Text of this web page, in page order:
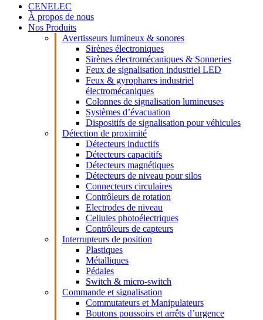
CENELEC
À propos de nous
Nos Produits
Avertisseurs lumineux & sonores
Sirènes électroniques
Sirènes électromécaniques & Sonneries
Feux de signalisation industriel LED
Feux & gyrophares industriel
électromécaniques
Colonnes de signalisation lumineuses
Systèmes d’évacuation
Dispositifs de signalisation pour véhicules
Détection de proximité
Détecteurs inductifs
Détecteurs capacitifs
Détecteurs magnétiques
Détecteurs de niveau pour silos
Connecteurs circulaires
Contrôleurs de rotation
Electrodes de niveau
Cellules photoélectriques
Contrôleurs de capteurs
Interrupteurs de position
Plastiques
Métalliques
Pédales
Switch & micro-switch
Commande et signalisation
Commutateurs et Manipulateurs
Boutons poussoirs et arrêts d’urgence